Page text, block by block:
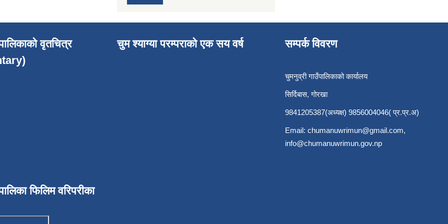
वृतचित्र
फिलिम वरिपरीका
चुम श्याग्या परम्पराको एक सय वर्ष सम्पर्क विवरण
चुमनुव्री गाउँपालिकाको कार्यालय
सिर्दिबास, गोरखा
9841205387(अध्यक्ष) 9856004046( प्र.प्र.अ)
Email: chumanuwrimun@gmail.com,
info@chumanuwrimun.gov.np